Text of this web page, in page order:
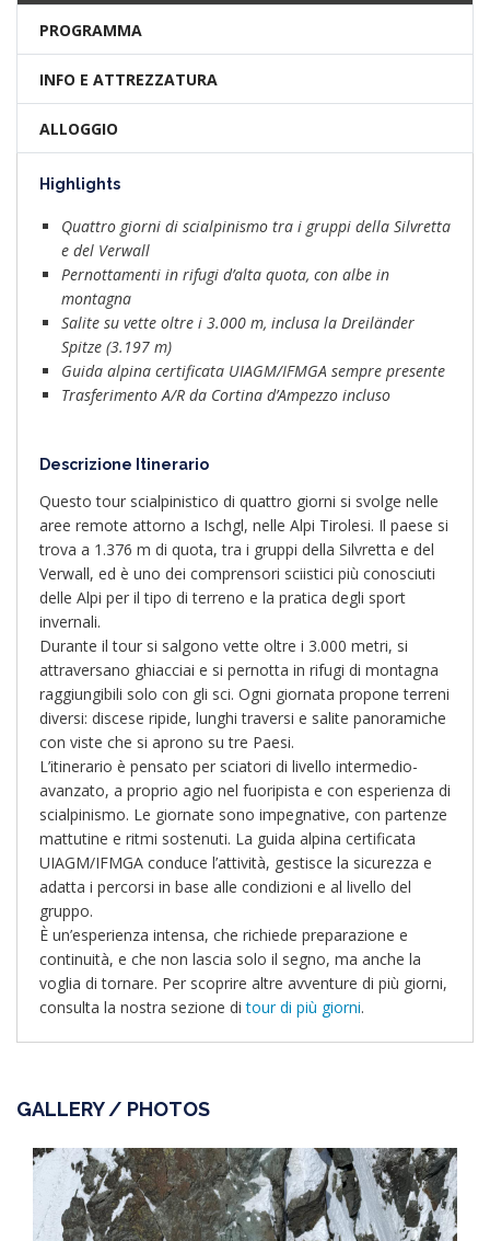
PROGRAMMA
INFO E ATTREZZATURA
ALLOGGIO
Highlights
Quattro giorni di scialpinismo tra i gruppi della Silvretta
e del Verwall
Pernottamenti in rifugi d’alta quota, con albe in
montagna
Salite su vette oltre i 3.000 m, inclusa la Dreiländer
Spitze (3.197 m)
Guida alpina certificata UIAGM/IFMGA sempre presente
Trasferimento A/R da Cortina d’Ampezzo incluso
Descrizione Itinerario
Questo tour scialpinistico di quattro giorni si svolge nelle
aree remote attorno a Ischgl, nelle Alpi Tirolesi. Il paese si
trova a 1.376 m di quota, tra i gruppi della Silvretta e del
Verwall, ed è uno dei comprensori sciistici più conosciuti
delle Alpi per il tipo di terreno e la pratica degli sport
invernali.
Durante il tour si salgono vette oltre i 3.000 metri, si
attraversano ghiacciai e si pernotta in rifugi di montagna
raggiungibili solo con gli sci. Ogni giornata propone terreni
diversi: discese ripide, lunghi traversi e salite panoramiche
con viste che si aprono su tre Paesi.
L’itinerario è pensato per sciatori di livello intermedio-
avanzato, a proprio agio nel fuoripista e con esperienza di
scialpinismo. Le giornate sono impegnative, con partenze
mattutine e ritmi sostenuti. La guida alpina certificata
UIAGM/IFMGA conduce l’attività, gestisce la sicurezza e
adatta i percorsi in base alle condizioni e al livello del
gruppo.
È un’esperienza intensa, che richiede preparazione e
continuità, e che non lascia solo il segno, ma anche la
voglia di tornare. Per scoprire altre avventure di più giorni,
consulta la nostra sezione di tour di più giorni.
GALLERY / PHOTOS